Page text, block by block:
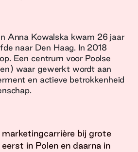
Anna Kowalska kwam 26 jaar
naar Den Haag. In 2018
Een centrum voor Poolse
waar gewerkt wordt aan
en actieve betrokkenheid
marketingcarrière bij grote
in Polen en daarna in